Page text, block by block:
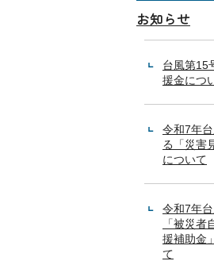
お知らせ
台風第15
援金につ
令和7年
る「災害
について
令和7年
「被災者
援補助金
て